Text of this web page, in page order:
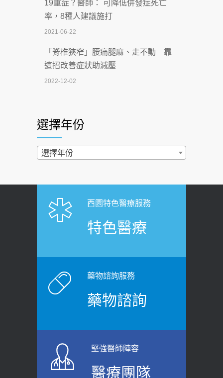
一手刮」】 宣導
2026-07-02
2026-07-02
4連霸議員黃秋澤癌逝！食道癌為何奪命
西園醫院55周年 7／10捐血公益活動 邀
民眾熱血響應
2026-06-30
健康肛門痛都是痔瘡?醫談瘍瘍瘻管與肛
裂差異 逾50歲民眾可做1事
原則避免血糖血壓飆高
2026-06-08
上班常待在冷氣房？小心泌尿道感染
醫示警：1病症嚴重恐喪命
19重症？醫師： 可降低併發症死亡
率，8種人建議施打
2021-06-22
「脊椎狹窄」腰痛腿麻、走不動 靠
這招改善症狀助減壓
2022-12-02
2022-02-17
過量維生素D和鈣恐罹癌? 醫師釋
「落枕」不要大力按脖子！ 1招「伸
展運動」預防落枕
老後睡不好、夜間易跌倒
2021-03-05
骨科魏志定主任接受專訪 【年代電視
選擇年份
選擇年份
西園特色醫療服務
特色醫療
藥物諮詢服務
藥物諮詢
堅強醫師陣容
醫療團隊